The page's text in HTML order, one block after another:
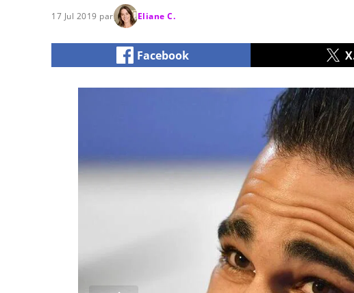
17 Jul 2019 par Eliane C.
Facebook